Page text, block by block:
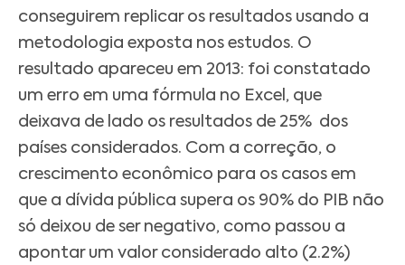
conseguirem replicar os resultados usando a
metodologia exposta nos estudos. O
resultado apareceu em 2013: foi constatado
um erro em uma fórmula no Excel, que
deixava de lado os resultados de 25% dos
países considerados. Com a correção, o
crescimento econômico para os casos em
que a dívida pública supera os 90% do PIB não
só deixou de ser negativo, como passou a
apontar um valor considerado alto (2.2%)